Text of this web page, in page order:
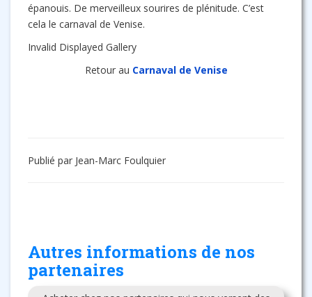
épanouis. De merveilleux sourires de plénitude. C’est
cela le carnaval de Venise.
Invalid Displayed Gallery
Retour au Carnaval de Venise
Publié par Jean-Marc Foulquier
Autres informations de nos
partenaires